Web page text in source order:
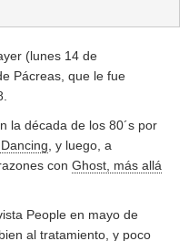
(lunes 14 de
Pácreas, que le fue
la década de los 80´s por
, y luego, a
con Ghost, más allá
People en mayo de
al tratamiento, y poco